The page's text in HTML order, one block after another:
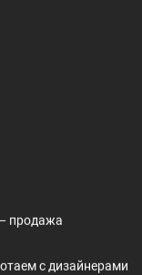
продажа
с дизайнерами